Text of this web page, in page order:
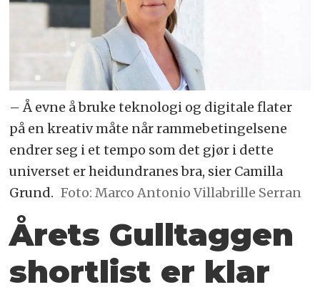
– Å evne å bruke teknologi og digitale flater
på en kreativ måte når rammebetingelsene
endrer seg i et tempo som det gjør i dette
universet er heidundranes bra, sier Camilla
Grund. Foto: Marco Antonio Villabrille Serran
Årets Gulltaggen
shortlist er klar